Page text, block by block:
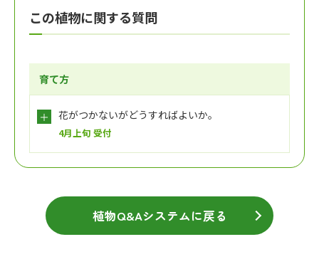
この植物に関する質問
育て方
花がつかないがどうすればよいか。
4月上旬 受付
植物Q&Aシステムに戻る